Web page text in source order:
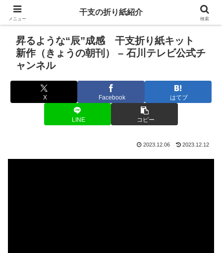
昇るような“辰”成感 干支折り紙キット
新作（きょうの朝刊） – 石川テレビ公式チ
ャンネル
X Facebook はてブ
LINE コピー
2023.12.06 2023.12.12
メニュー
干支の折り紙紹介
検索